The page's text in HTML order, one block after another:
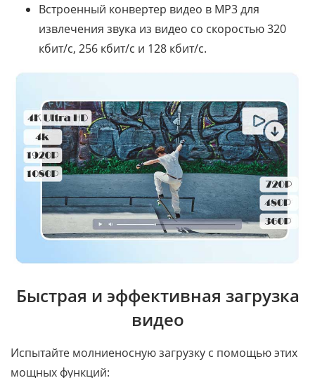
Встроенный конвертер видео в MP3 для
извлечения звука из видео со скоростью 320
кбит/с, 256 кбит/с и 128 кбит/с.
Быстрая и эффективная загрузка
видео
Испытайте молниеносную загрузку с помощью этих
мощных функций: